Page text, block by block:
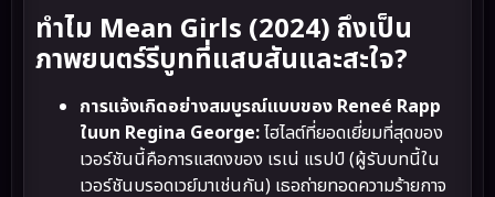
ทำไม Mean Girls (2024) ถึงเป็น
ภาพยนตร์รีบูทที่แสบสันและสะใจ?
การแจ้งเกิดอย่างสมบูรณ์แบบของ Reneé Rapp
ในบท Regina George:ไฮไลต์ที่ยอดเยี่ยมที่สุดของ
เวอร์ชันนี้คือการแสดงของ เรเน่ แรปป์ (ผู้รับบทนี้ใน
เวอร์ชันบรอดเวย์มาเช่นกัน) เธอถ่ายทอดความร้ายกาจ